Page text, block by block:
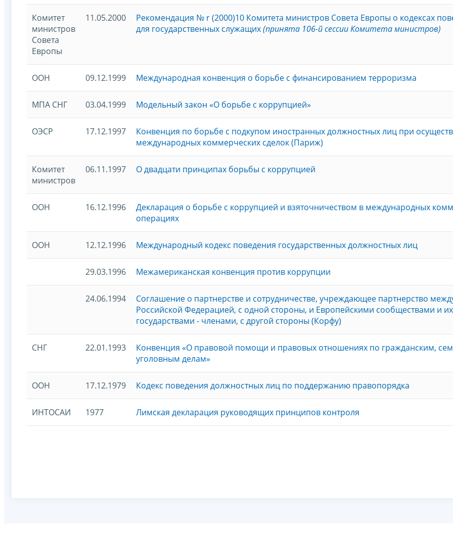
Комитет
министров
Совета
Европы
11.05.2000
Рекомендация № r (2000)10 Комитета министров Совета Европы о кодексах
для государственных служащих(принята 106-й сессии Комитета министров)
ООН 09.12.1999 Международная конвенция о борьбе с финансированием терроризма
МПА СНГ 03.04.1999 Модельный закон «О борьбе с коррупцией»
ОЭСР 17.12.1997
Конвенция по борьбе с подкупом иностранных должностных лиц при
международных коммерческих сделок (Париж)
Комитет
министров
06.11.1997 О двадцати принципах борьбы с коррупцией
ООН 16.12.1996
Декларация о борьбе с коррупцией и взяточничеством в международных
операциях
ООН 12.12.1996 Международный кодекс поведения государственных должностных лиц
29.03.1996 Межамериканская конвенция против коррупции
24.06.1994
Соглашение о партнерстве и сотрудничестве, учреждающее партнерство
Российской Федерацией, с одной стороны, и Европейскими сообществами и их
государствами - членами, с другой стороны (Корфу)
СНГ 22.01.1993
Конвенция «О правовой помощи и правовых отношениях по гражданским,
уголовным делам»
ООН 17.12.1979 Кодекс поведения должностных лиц по поддержанию правопорядка
ИНТОСАИ 1977 Лимская декларация руководящих принципов контроля